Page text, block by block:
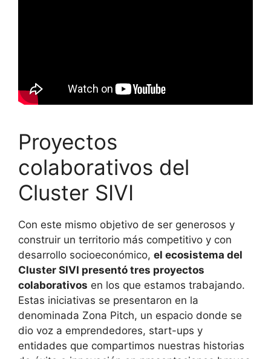
Proyectos
colaborativos del
Cluster SIVI
Con este mismo objetivo de ser generosos y
construir un territorio más competitivo y con
desarrollo socioeconómico, el ecosistema del
Cluster SIVI presentó tres proyectos
colaborativos en los que estamos trabajando.
Estas iniciativas se presentaron en la
denominada Zona Pitch, un espacio donde se
dio voz a emprendedores, start-ups y
entidades que compartimos nuestras historias